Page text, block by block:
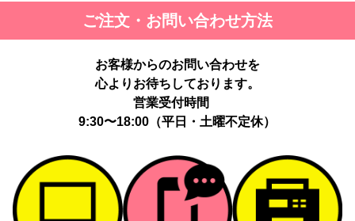
ご注文・お問い合わせ方法
お客様からのお問い合わせを
心よりお待ちしております。
営業受付時間
9:30〜18:00（平日・土曜不定休）